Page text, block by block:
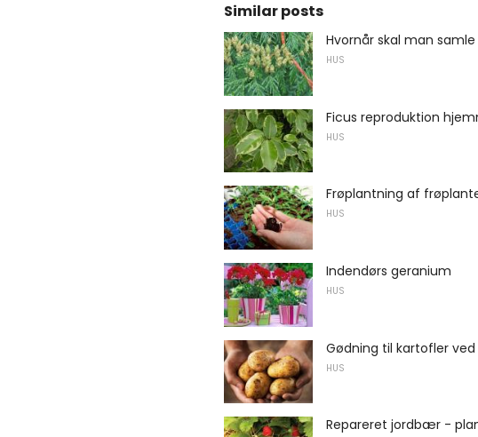
Similar posts
Hvornår skal man
HUS
Ficus reproduktion
HUS
Frøplantning af
HUS
Indendørs geranium
HUS
Gødning til kartofler
HUS
Repareret jordbær -